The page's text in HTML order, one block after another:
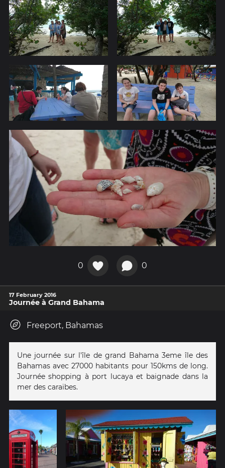
0 0
17 February 2016
Journée à Grand Bahama
Freeport, Bahamas
Une journée sur l'île de grand Bahama 3eme île des
Bahamas avec 27000 habitants pour 150kms de long.
Journée shopping à port lucaya et baignade dans la
mer des caraïbes.